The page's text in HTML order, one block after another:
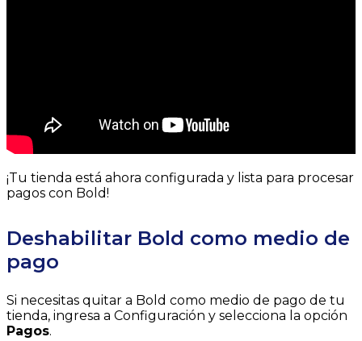
¡Tu tienda está ahora configurada y lista para procesar
pagos con Bold!
Deshabilitar Bold como medio de
pago
Si necesitas quitar a Bold como medio de pago de tu
tienda, ingresa a Configuración y selecciona la opción
Pagos.